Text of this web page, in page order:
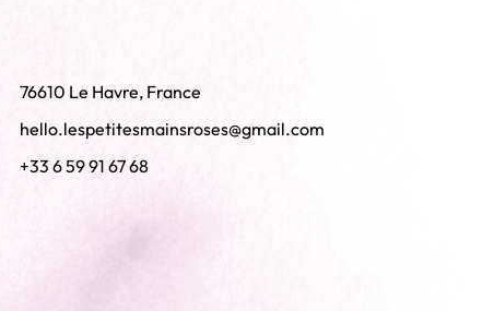
76610 Le Havre, France
hello.lespetitesmainsroses@gmail.com
+33 6 59 91 67 68